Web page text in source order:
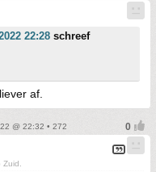
22:28 schreef
af.
@ 22:32 • 272